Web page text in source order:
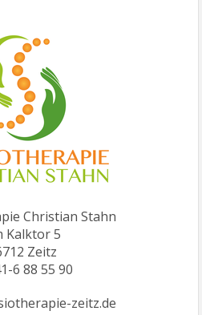
Christian Stahn
Kalktor 5
Zeitz
6 88 55 90
zeitz.de